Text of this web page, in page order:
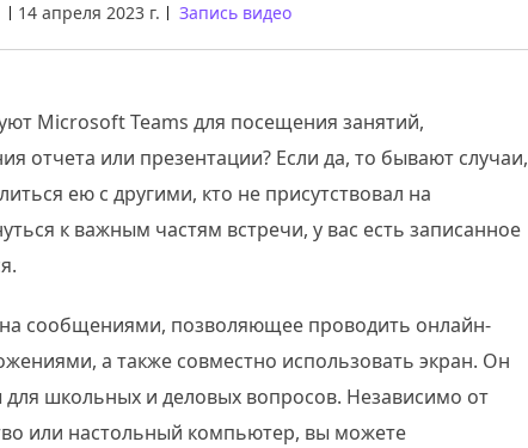
14 апреля 2023 г. Запись видео
Microsoft Teams для посещения занятий,
отчета или презентации? Если да, то бывают случаи,
ею с другими, кто не присутствовал на
к важным частям встречи, у вас есть записанное
сообщениями, позволяющее проводить онлайн-
а также совместно использовать экран. Он
школьных и деловых вопросов. Независимо от
или настольный компьютер, вы можете